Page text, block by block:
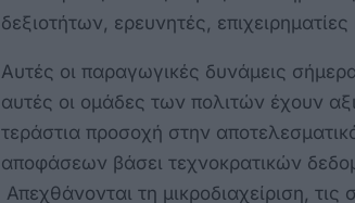
δεξιοτήτων, ερευνητές, επιχειρηματίες
Αυτές οι παραγωγικές δυνάμεις
αυτές οι ομάδες των πολιτών έχουν
τεράστια προσοχή στην
αποφάσεων βάσει τεχνοκρατικών
Απεχθάνονται τη μικροδιαχείριση,